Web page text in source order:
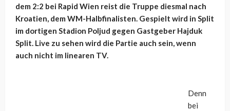
dem 2:2 bei Rapid Wien reist die Truppe diesmal nach
Kroatien, dem WM-Halbfinalisten. Gespielt wird in Split
im dortigen Stadion Poljud gegen Gastgeber Hajduk
Split. Live zu sehen wird die Partie auch sein, wenn
auch nicht im linearen TV.
Denn
bei